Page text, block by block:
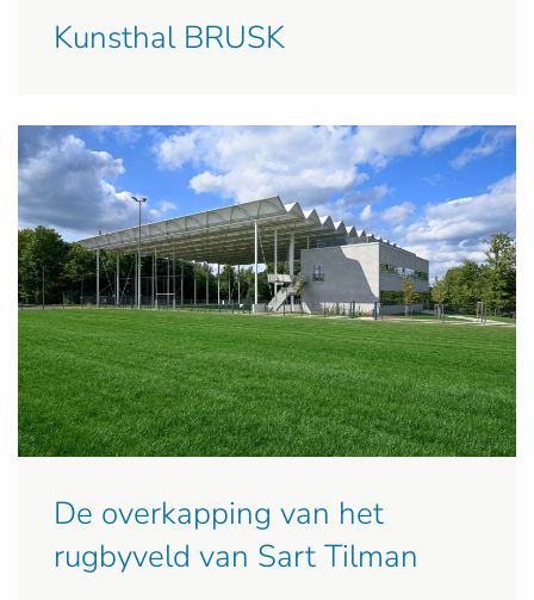
Kunsthal BRUSK
De overkapping van het
rugbyveld van Sart Tilman